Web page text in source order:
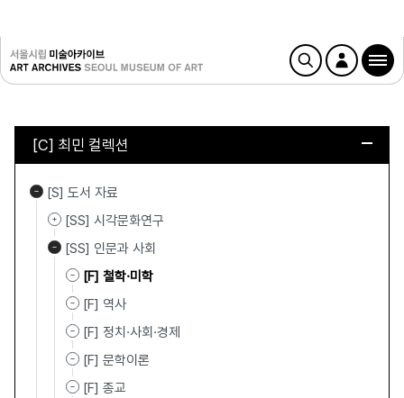
[C] 최민 컬렉션
[S] 도서 자료
[SS] 시각문화연구
[SS] 인문과 사회
[F] 철학·미학
[F] 역사
[F] 정치·사회·경제
[F] 문학이론
[F] 종교